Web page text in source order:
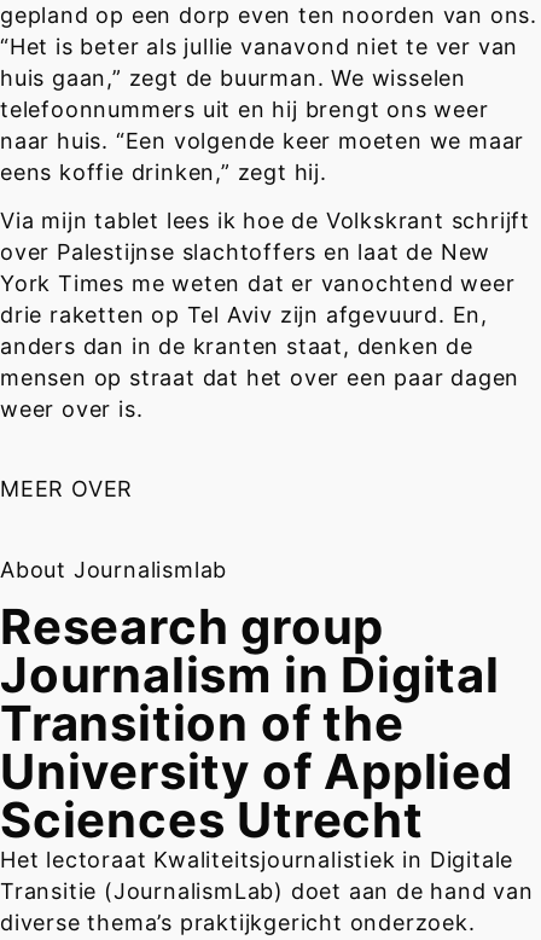
gepland op een dorp even ten noorden van ons.
“Het is beter als jullie vanavond niet te ver van
huis gaan,” zegt de buurman. We wisselen
telefoonnummers uit en hij brengt ons weer
naar huis. “Een volgende keer moeten we maar
eens koffie drinken,” zegt hij.
Via mijn tablet lees ik hoe de Volkskrant schrijft
over Palestijnse slachtoffers en laat de New
York Times me weten dat er vanochtend weer
drie raketten op Tel Aviv zijn afgevuurd. En,
anders dan in de kranten staat, denken de
mensen op straat dat het over een paar dagen
weer over is.
MEER OVER
About Journalismlab
Research group
Journalism in Digital
Transition of the
University of Applied
Sciences Utrecht
Het lectoraat Kwaliteitsjournalistiek in Digitale
Transitie (JournalismLab) doet aan de hand van
diverse thema’s praktijkgericht onderzoek.